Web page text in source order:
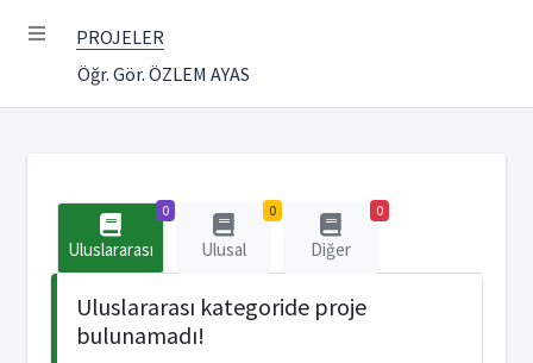
PROJELER
Öğr. Gör. ÖZLEM AYAS
0
Uluslararası
0
Ulusal
0
Diğer
Uluslararası kategoride proje
bulunamadı!